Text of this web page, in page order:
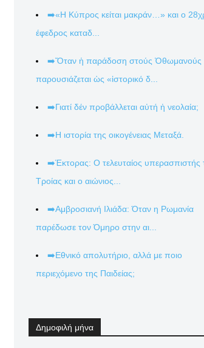
➡️«Η Κύπρος κείται μακράν…» και ο
έφεδρος καταδ...
➡️Ὅταν ἡ παράδοση στούς Ὀθωμανούς
παρουσιάζεται ὡς «ἱστορικό δ...
➡️Γιατί δέν προβάλλεται αὐτή ἡ νεολαία;
➡️Η ιστορία της οικογένειας Μεταξά.
➡️Έκτορας: Ο τελευταίος υπερασπιστής
Τροίας και ο αιώνιος...
➡️Αμβροσιανή Ιλιάδα: Όταν η Ρωμανία
παρέδωσε τον Όμηρο στην αι...
➡️Εθνικό απολυτήριο, αλλά με ποιο
περιεχόμενο της Παιδείας;
Δημοφιλή μήνα